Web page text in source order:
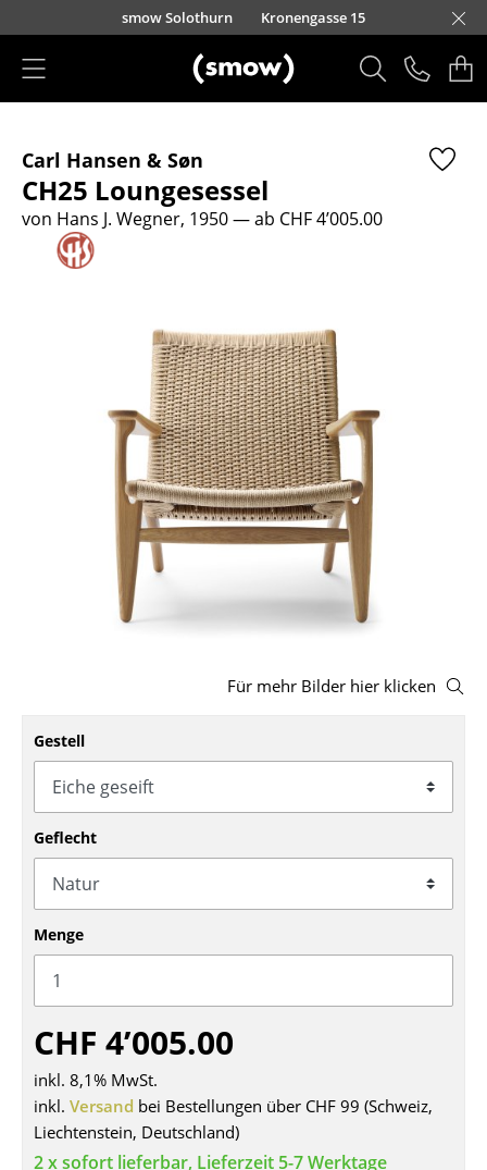
Direkt zum Inhaltsmow Solothurn Kronengasse 15
Sitzmöbel
Esszimmerstühle
Sofas
Loungesessel
Freischwinger
Barhocker
Bänke & Liegen
Sitzsäcke
Schaukelstühle
Bürodrehstühle
Bürosessel
Einzelteile
... alle Sitzmöbel
Tische
Esstische
Beistelltische
Couchtische
Carl Hansen & Søn
CH25 Loungesessel
von Hans J. Wegner, 1950— ab CHF 4’005.00
Für mehr Bilder hier klicken
Gestell
Geflecht
Menge
CHF 4’005.00
inkl. 8,1% MwSt.
inkl. Versand bei Bestellungen über CHF 99 (Schweiz,
Liechtenstein, Deutschland)
2 x sofort lieferbar, Lieferzeit 5-7 Werktage